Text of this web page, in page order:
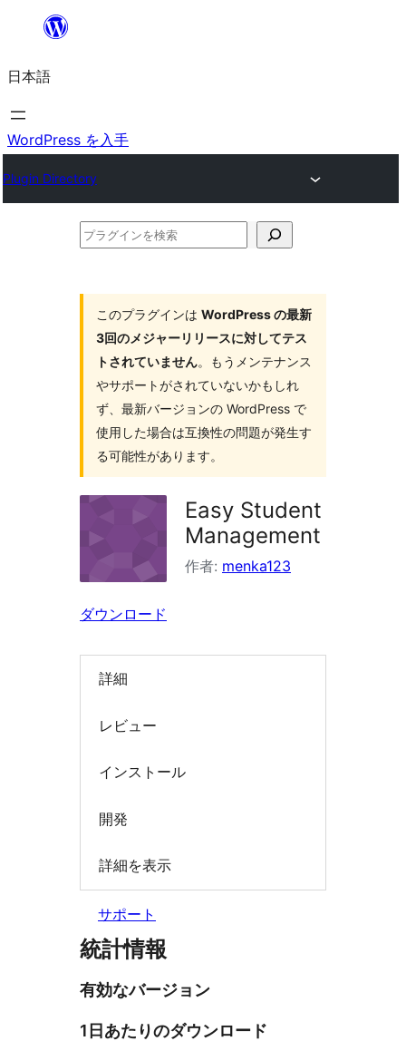
を
ス
キ
プ
日本語
WordPress を入手
Plugin Directory
プ
このプラグインは WordPress の最新
3回のメジャーリリースに対してテス
トされていません。もうメンテナンス
やサポートがされていないかもしれ
ず、最新バージョンの WordPress で
使用した場合は互換性の問題が発生す
る可能性があります。
Easy Student
Management
作者: menka123
ダウンロード
詳細
レビュー
インストール
開発
詳細を表示
サポート
統計情報
有効なバージョン
1日あたりのダウンロード